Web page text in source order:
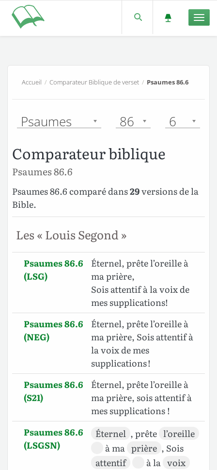
Accueil /Comparateur Biblique de verset / Psaumes 86.6
Psaumes 86 6
Comparateur biblique
Psaumes 86.6
Psaumes 86.6 comparé dans29versions de la
Bible.
Les « Louis Segond »
Psaumes 86.6
(LSG)
Éternel, prête l’oreille à
ma prière,
Sois attentif à la voix de
mes supplications!
Psaumes 86.6
(NEG)
Éternel, prête l’oreille à
ma prière, Sois attentif à
la voix de mes
supplications !
Psaumes 86.6
(S21)
Éternel, prête l’oreille à
ma prière, sois attentif à
mes supplications !
Psaumes 86.6
(LSGSN)
Éternel , prête l’oreille
à ma prière , Sois
attentif
à la voix